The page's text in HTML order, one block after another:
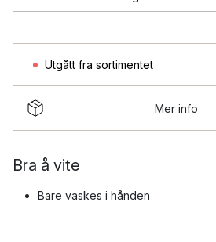
Utgått fra sortimentet
Mer info
Bra å vite
Bare vaskes i hånden